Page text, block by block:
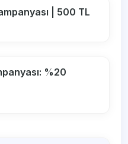
| 500 TL
%20